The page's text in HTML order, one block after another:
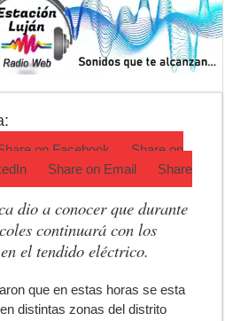
se quedó con una gran victoria
exige ANSES para acceder al
educación ambiental
en Luján es una apuesta al arte
on Facebook
Share on
Share on Email
Share
dio a conocer que durante
continuará con los
el tendido eléctrico.
que en estas horas se esta
distintas zonas del distrito